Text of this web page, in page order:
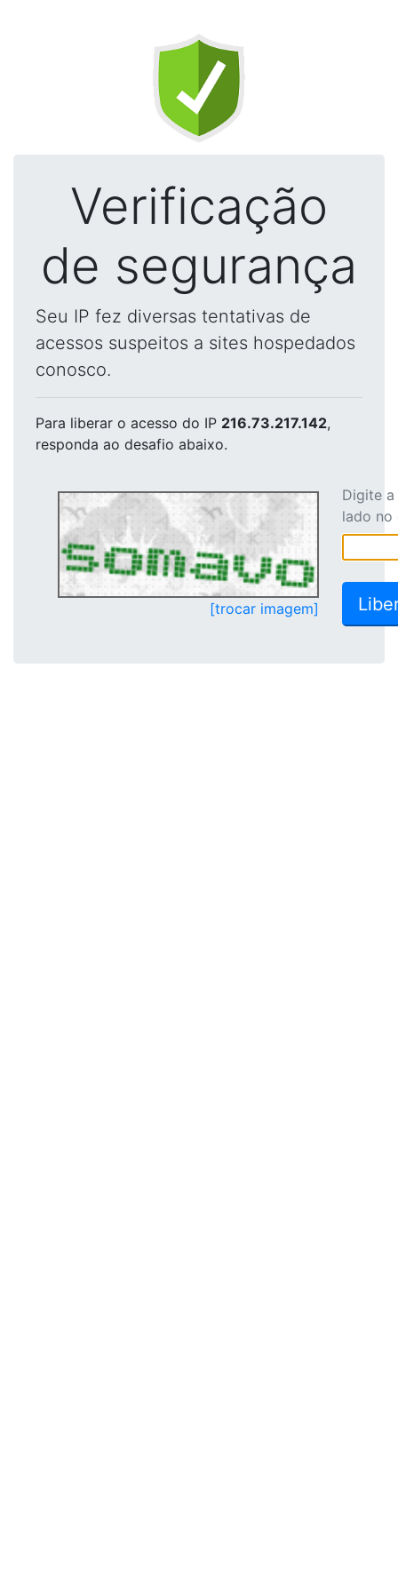
Verificação
de segurança
Seu IP fez diversas tentativas de
acessos suspeitos a sites hospedados
conosco.
Para liberar o acesso do IP 216.73.217.142,
responda ao desafio abaixo.
[trocar imagem]
Digite
lado no